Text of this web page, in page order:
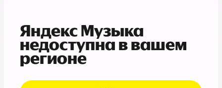
Яндекс Музыка
недоступна в вашем
регионе